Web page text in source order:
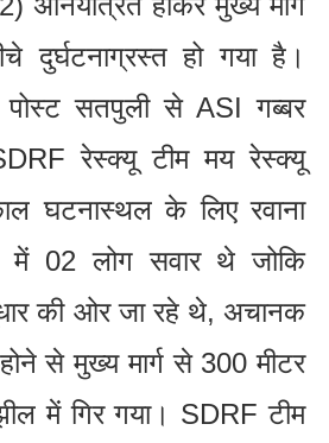
दुर्घटनाग्रस्त हो गया है।
सतपुली से ASI गब्बर
रेस्क्यू टीम मय रेस्क्यू
घटनास्थल के लिए रवाना
में 02 लोग सवार थे जोकि
की ओर जा रहे थे, अचानक
से मुख्य मार्ग से 300 मीटर
में गिर गया। SDRF टीम